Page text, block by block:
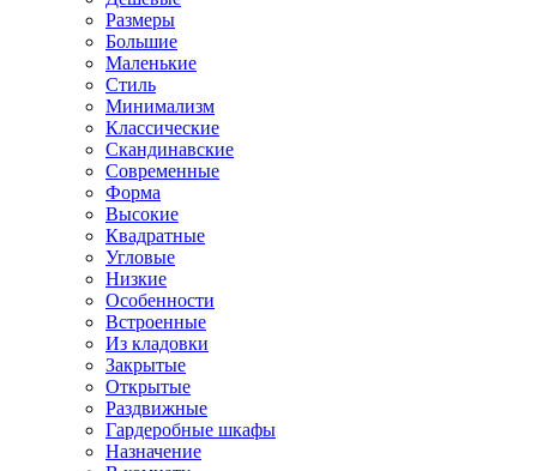
Размеры
Большие
Маленькие
Стиль
Минимализм
Классические
Скандинавские
Современные
Форма
Высокие
Квадратные
Угловые
Низкие
Особенности
Встроенные
Из кладовки
Закрытые
Открытые
Раздвижные
Гардеробные шкафы
Назначение